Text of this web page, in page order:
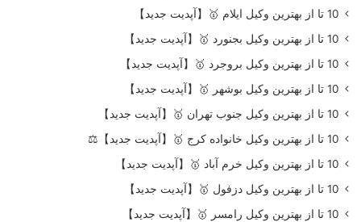
10 تا از بهترین وکیل ایلام 🥇【آپدیت جدید】
10 تا از بهترین وکیل بجنورد 🥇【آپدیت جدید】
10 تا از بهترین وکیل بروجرد 🥇【آپدیت جدید】
10 تا از بهترین وکیل بوشهر 🥇【آپدیت جدید】
10 تا از بهترین وکیل جنوب تهران 🥇【آپدیت جدید】
10 تا از بهترین وکیل خانواده کرج 🥇【آپدیت جدید】⚖️
10 تا از بهترین وکیل خرم آباد 🥇【آپدیت جدید】
10 تا از بهترین وکیل دزفول 🥇【آپدیت جدید】
10 تا از بهترین وکیل رامسر 🥇【آپدیت جدید】